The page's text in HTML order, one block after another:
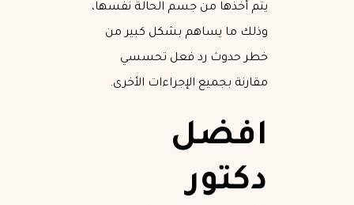
يتم أخذها من جسم الحالة نفسها،
وذلك ما يساهم بشكل كبير من
خطر حدوث رد فعل تحسسي
مقارنة بجميع الإجراءات الأخرى.
افضل
دكتور